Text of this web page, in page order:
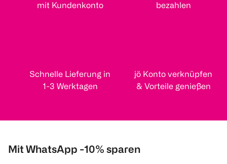
mit Kundenkonto
bezahlen
Schnelle Lieferung in
1-3 Werktagen
jö Konto verknüpfen
& Vorteile genießen
Mit WhatsApp -10% sparen